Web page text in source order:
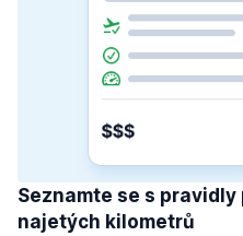
Seznamte se s
najetých kilometrů